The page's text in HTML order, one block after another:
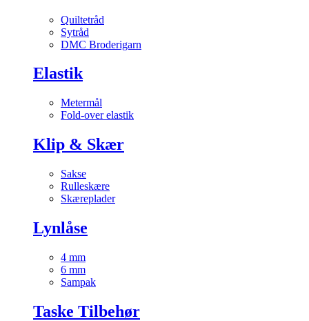
Quiltetråd
Sytråd
DMC Broderigarn
Elastik
Metermål
Fold-over elastik
Klip & Skær
Sakse
Rulleskære
Skæreplader
Lynlåse
4 mm
6 mm
Sampak
Taske Tilbehør